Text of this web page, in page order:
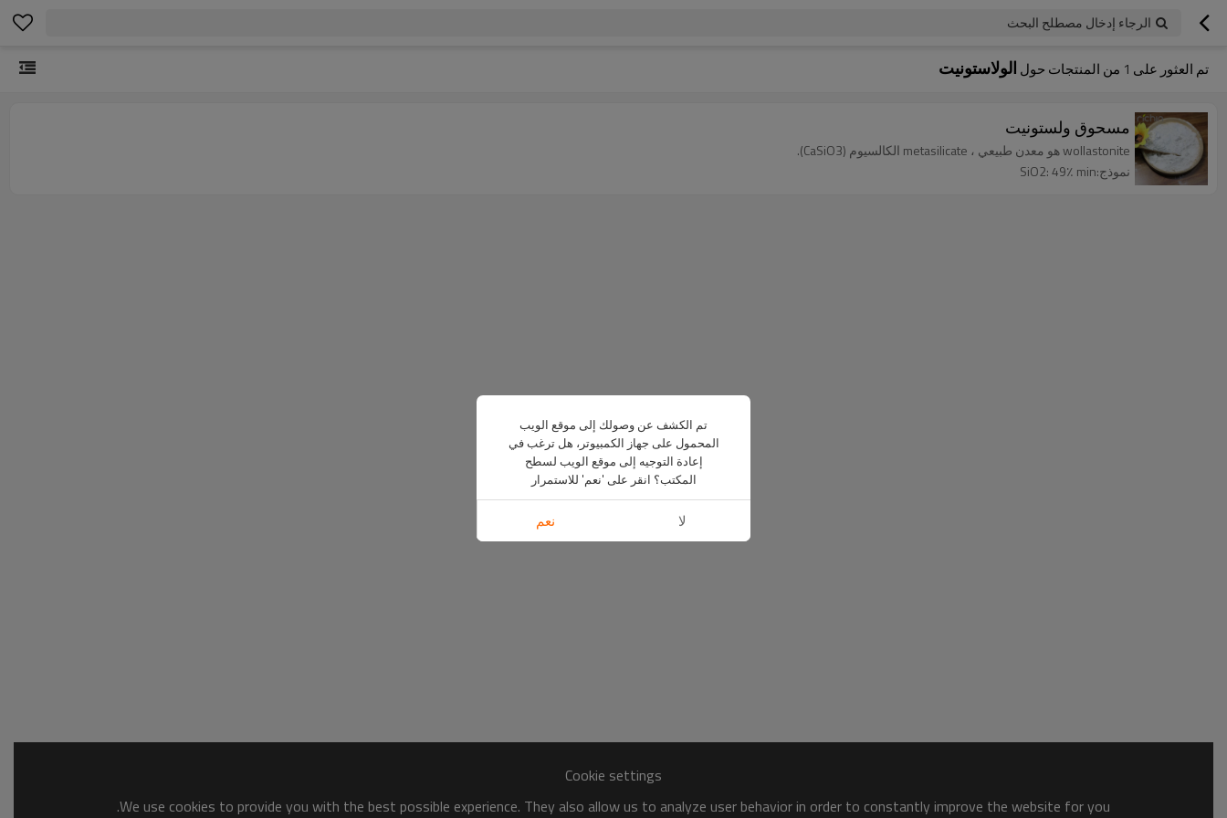
الرجاء إدخال مصطلح البحث
تم العثور على 1 من المنتجات حول الولاستونيت
مسحوق ولستونيت
wollastonite هو معدن طبيعي ، metasilicate الكالسيوم (CaSiO3).
نموذج:SiO2: 49٪ min
Cookie settings
We use cookies to provide you with the best possible experience. They also allow us to analyze user behavior in order to constantly improve the website for you.
تم الكشف عن وصولك إلى موقع الويب
المحمول على جهاز الكمبيوتر، هل ترغب في
إعادة التوجيه إلى موقع الويب لسطح
المكتب؟ انقر على 'نعم' للاستمرار
لا نعم